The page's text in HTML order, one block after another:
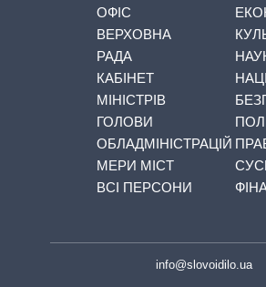
ОФІС
ВЕРХОВНА
РАДА
КАБІНЕТ
МІНІСТРІВ
ГОЛОВИ
ОБЛАДМІНІСТРАЦІЙ
МЕРИ МІСТ
ВСІ ПЕРСОНИ
info@slovoidilo.ua